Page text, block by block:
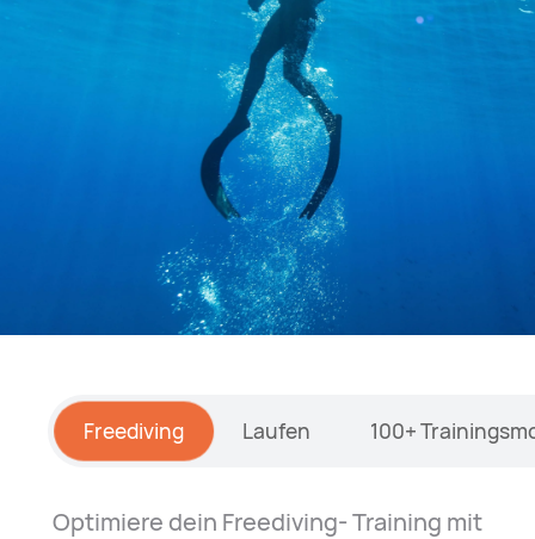
Freediving Laufen 100+
Optimiere dein Freediving- Training mit